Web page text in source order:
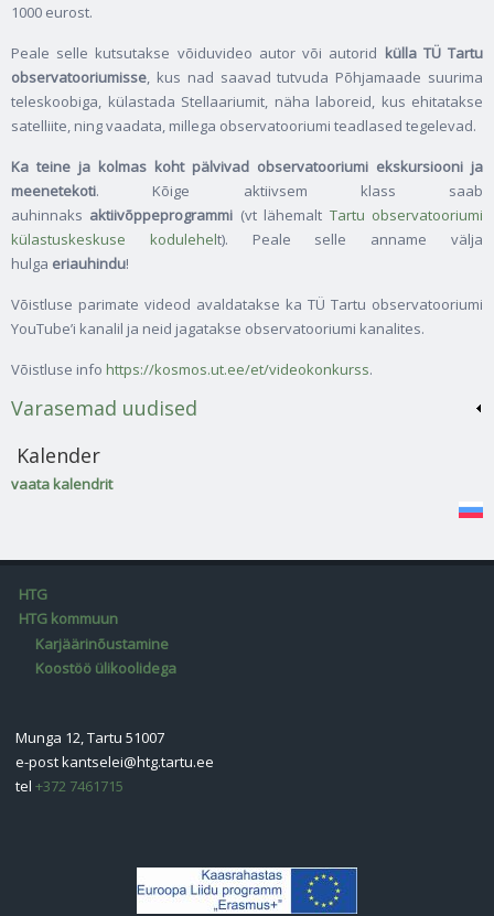
1000 eurost.
Peale selle kutsutakse võiduvideo autor või autorid külla TÜ Tartu
observatooriumisse, kus nad saavad tutvuda Põhjamaade suurima
teleskoobiga, külastada Stellaariumit, näha laboreid, kus ehitatakse
satelliite, ning vaadata, millega observatooriumi teadlased tegelevad.
Ka teine ja kolmas koht pälvivad observatooriumi ekskursiooni ja
meenetekoti. Kõige aktiivsem klass saab
auhinnaks aktiivõppeprogrammi (vt lähemalt Tartu observatooriumi
külastuskeskuse kodulehelt). Peale selle anname välja
hulga eriauhindu!
Võistluse parimate videod avaldatakse ka TÜ Tartu observatooriumi
YouTube’i kanalil ja neid jagatakse observatooriumi kanalites.
Võistluse info https://kosmos.ut.ee/et/videokonkurss.
Varasemad uudised
Kalender
vaata kalendrit
HTG
HTG kommuun
Karjäärinõustamine
Koostöö ülikoolidega
Munga 12, Tartu 51007
e-postkantselei@htg.tartu.ee
tel+372 7461715